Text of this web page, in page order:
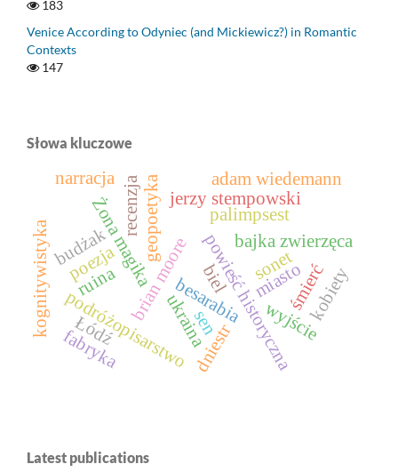
183
Venice According to Odyniec (and Mickiewicz?) in Romantic
Contexts
147
Słowa kluczowe
brian moorepowieść historyczna
Żona magika
podróżopisarstwo
geopoetyka
ruina
palimpsest
besarabia
budżak
dniestr
ukraina
jerzy stempowski
adam wiedemann
poezja
bajka zwierzęca
sonet
Łódź
miasto
fabryka
recenzja
biel śmierć
wyjście
sen kobiety
narracja
kognitywistyka
Latest publications